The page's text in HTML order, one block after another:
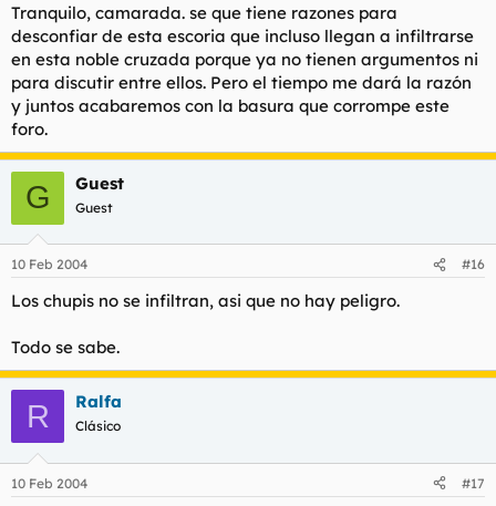
Haz clic para expandir...
Estupendo, si me he registrado en este foro, es para
ayudar a la aniquilación de toda esta escoria que habita
por aquí.
Haz clic para expandir...
Llevas poco tiempo registrado. Primero tendras que demostrar
que no eres un chupi infiltrado. Sin animo de ofender.
Tranquilo, camarada. se que tiene razones para
desconfiar de esta escoria que incluso llegan a infiltrarse
en esta noble cruzada porque ya no tienen argumentos ni
para discutir entre ellos. Pero el tiempo me dará la razón
y juntos acabaremos con la basura que corrompe este
foro.
G Guest
Guest
10 Feb 2004 #16
Los chupis no se infiltran, asi que no hay peligro.
Todo se sabe.
R Ralfa
Clásico
10 Feb 2004 #17